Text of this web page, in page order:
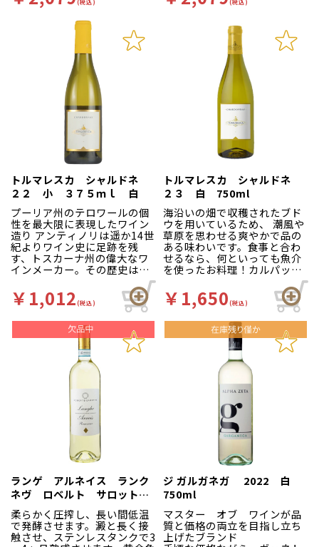
いた』
白、ロゼ、スパークリングワ
インと全てのワインで高品質
なワインを産する特別な産地
がエトナ。東西南北の畑の個
性を活かすべきなのです。
『北斜面では伝統的に黒葡萄
しか栽培されてこなかった。
カリカンテは海の影響を受け
る東斜面のミロと南東部の
畑。そして西部の日照の少な
い畑で栽培されてきた』 シチ
リアワインの、ほとんどが平
野部で造られますが、エトナ
は標高500m以上の丘陵なの
で全く条件が違います。シチ
リア全体の僅か6％がエトナワ
イン、貴重なワインなので
す。
100%カリカンテ。カタラッ
トは使わない。標高900～
1000mの畑。エトナ東側のミ
ロと南側のサンタマリア・デ
ィ・リコディアにある畑のブ
レンド。火山岩と砂質が強
く、非常にミネラルに富んだ
土壌。樹齢は35～50年。ステ
ンレスタンクで発酵。樽熟成
なし。酵母は畑から採取した
カリカンテに相性の良いもの
をスターターとして使用。
白い花や磯の香り、ライムを
思わせる香りがあり、ミネラ
ル感とフレッシュな柑橘系果
実の風味が感じられ、バラン
スよく心地良い余韻がありま
地中海最大、かつ豊かな土壌
支配を受けた歴史をもち、地
中海での交易において重要な
地点でした。シチーリアはブ
ドウ栽培には大変適した環境
を持ち、古くは紀元前8世紀頃
から行われていました。ブド
ウ栽培に適しているといわれ
る理由は、主に「地形・気
候・日照量」にあります。フ
ェウド・アランチョはその恵
まれたシチーリア島でよりブ
ドウ栽培に適した場所を選
択。更には自社でブドウ栽培
管理することで、希望する品
質のブドウを収穫することで
品質の高いワイン造りを行い
ます。
柑橘、青リンゴからパイナッ
プルやと花の蜜などの熟した
ニュアンスに変化します。ミ
ディアムボディでフレッシュ
な酸味とバランスが良く、心
地よい余韻が続く親しみやす
い白ワインです。
相性が良い印象で、アルコー
ル度数も6％と低めになってお
(税込) (税込)
トルマレスカ シャルドネ
２２ 小 ３７５ｍｌ 白
プーリア州のテロワールの個
性を最大限に表現したワイン
造り アンティノリは遥か14世
紀よりワイン史に足跡を残
す、トスカーナ州の偉大なワ
インメーカー。その歴史は
1385年まで遡り、創業時より
家族経営を貫き、現在、26代
目当主であるピエロ・アンテ
ィノリ侯爵と3人の愛娘がファ
ミリーの想いを受け継ぎ、ワ
インビジネスを展開していま
われる所以となったフラッグ
シップワイン、「ティニャネ
ロ」と「ソライア」はイタリ
アワインの歴史を変えた、ス
ーパータスカンの先駆けとし
て広く知られています。 こち
らのトルマレスカは1998年に
アンティノリがプーリア州に
ワイン造りの可能性を見出し
土地を購入、設立したワイナ
リー。トルマレスカとは「海
の目の前にある塔」という意
味で、その名の通りブドウ畑
の前にはエメラルドグリーン
の海が広がります。 現当主の
ピエロ氏は、「プーリアの太
陽、土壌、大地、気候、恵
￥1,012(税込)
トルマレスカ シャルドネ
２３ 白 750ml
海沿いの畑で収穫されたブド
ウを用いているため、 潮風や
草原を思わせる爽やかで品の
ある味わいです。食事と合わ
せるなら、何といっても魚介
を使ったお料理！カルパッチ
ョやムニエル、ムール貝のワ
イン蒸しなどと好相性。和食
にも合わせて楽しんでいただ
けるフードフレンドリーな1本
です。名門、アンティノリが
プーリアで手掛ける上質なシ
ャルドネをぜひお愉しみくだ
￥1,650(税込)
ランゲ アルネイス ランク
ネヴ ロベルト サロット
白 750ml
柔らかく圧搾し、長い間低温
で発酵させます。澱と長く接
触させ、ステンレスタンクで3
ジ ガルガネガ 2022 白
750ml
マスター オブ ワインが品
質と価格の両立を目指し立ち
上げたブランド